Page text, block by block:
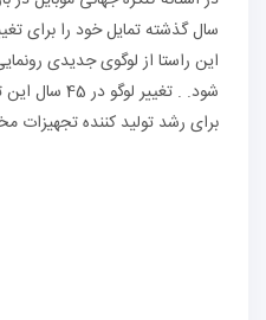
سال گذشته تمایل خود را برای
این راستا از لوگوی جدیدی
شود. . تغییر
برای رشد تولید کننده تجهیزات